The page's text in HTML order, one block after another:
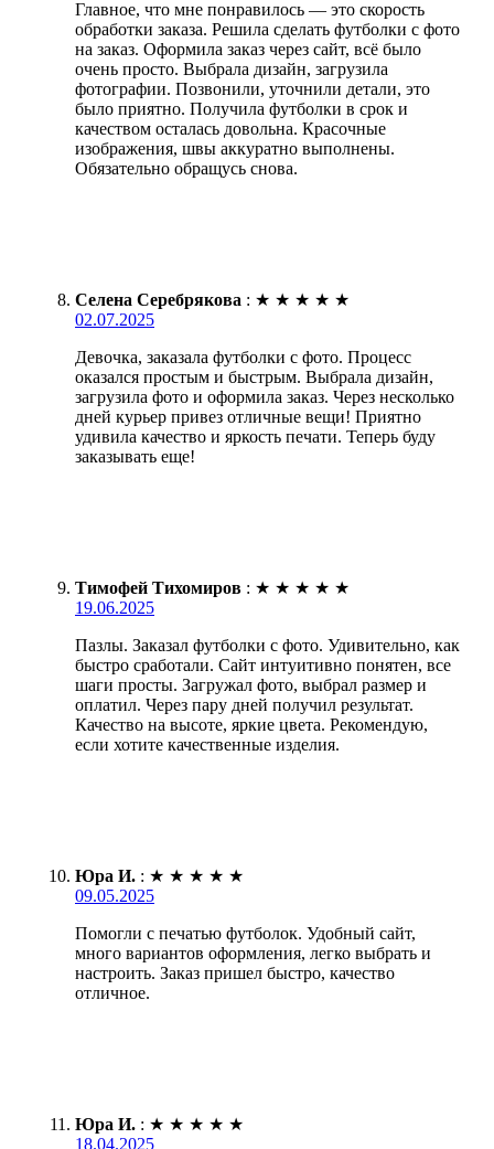
Главное, что мне понравилось — это скорость
обработки заказа. Решила сделать футболки с фото
на заказ. Оформила заказ через сайт, всё было
очень просто. Выбрала дизайн, загрузила
фотографии. Позвонили, уточнили детали, это
было приятно. Получила футболки в срок и
качеством осталась довольна. Красочные
изображения, швы аккуратно выполнены.
Обязательно обращусь снова.
Селена Серебрякова : ★ ★ ★ ★ ★
02.07.2025
Девочка, заказала футболки с фото. Процесс
оказался простым и быстрым. Выбрала дизайн,
загрузила фото и оформила заказ. Через несколько
дней курьер привез отличные вещи! Приятно
удивила качество и яркость печати. Теперь буду
заказывать еще!
Тимофей Тихомиров : ★ ★ ★ ★ ★
19.06.2025
Пазлы. Заказал футболки с фото. Удивительно, как
быстро сработали. Сайт интуитивно понятен, все
шаги просты. Загружал фото, выбрал размер и
оплатил. Через пару дней получил результат.
Качество на высоте, яркие цвета. Рекомендую,
если хотите качественные изделия.
Юра И. : ★ ★ ★ ★ ★
09.05.2025
Помогли с печатью футболок. Удобный сайт,
много вариантов оформления, легко выбрать и
настроить. Заказ пришел быстро, качество
отличное.
Юра И. : ★ ★ ★ ★ ★
18.04.2025